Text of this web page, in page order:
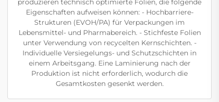
produzieren technisch optimierte Folien, die folgende
Eigenschaften aufweisen können: - Hochbarriere-
Strukturen (EVOH/PA) für Verpackungen im
Lebensmittel- und Pharmabereich. - Stichfeste Folien
unter Verwendung von recycelten Kernschichten. -
Individuelle Versiegelungs- und Schutzschichten in
einem Arbeitsgang. Eine Laminierung nach der
Produktion ist nicht erforderlich, wodurch die
Gesamtkosten gesenkt werden.